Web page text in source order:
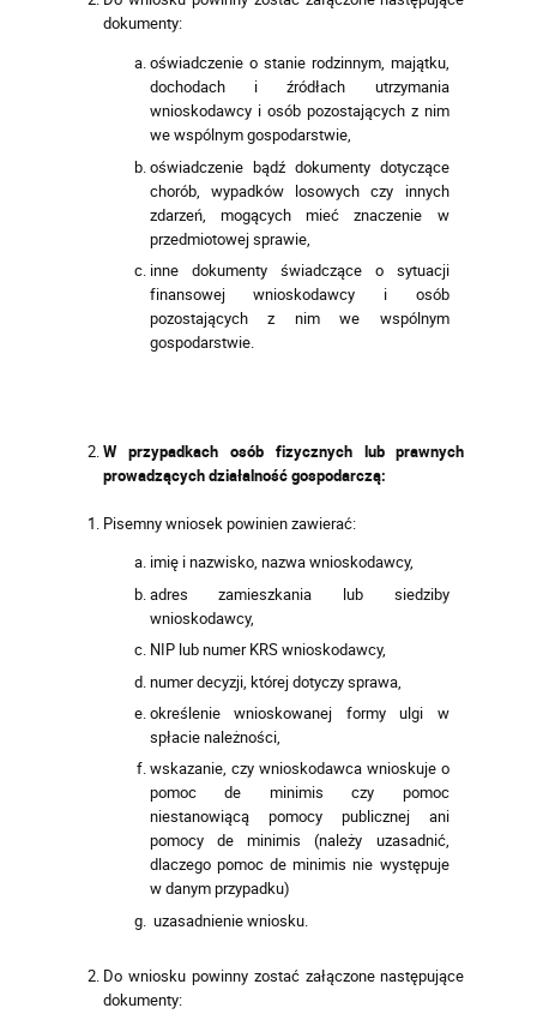
dokumenty:
oświadczenie o stanie rodzinnym, majątku,
dochodach i źródłach utrzymania
wnioskodawcy i osób pozostających z nim
we wspólnym gospodarstwie,
oświadczenie bądź dokumenty dotyczące
chorób, wypadków losowych czy innych
zdarzeń, mogących mieć znaczenie w
przedmiotowej sprawie,
inne dokumenty świadczące o sytuacji
finansowej wnioskodawcy i osób
pozostających z nim we wspólnym
gospodarstwie.
W przypadkach osób fizycznych lub prawnych
prowadzących działalność gospodarczą:
Pisemny wniosek powinien zawierać:
imię i nazwisko, nazwa wnioskodawcy,
adres zamieszkania lub siedziby
wnioskodawcy,
NIP lub numer KRS wnioskodawcy,
numer decyzji, której dotyczy sprawa,
określenie wnioskowanej formy ulgi w
spłacie należności,
wskazanie, czy wnioskodawca wnioskuje o
pomoc de minimis czy pomoc
niestanowiącą pomocy publicznej ani
pomocy de minimis (należy uzasadnić,
dlaczego pomoc de minimis nie występuje
w danym przypadku)
uzasadnienie wniosku.
Do wniosku powinny zostać załączone następujące
dokumenty: